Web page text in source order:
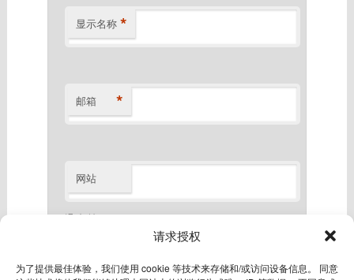
请求授权
为了提供最佳体验，我们使用 cookie 等技术来存储和/或访问设备信息。 同意
显示名称 *
邮箱 *
网站
滑动验证*
滑倒最右